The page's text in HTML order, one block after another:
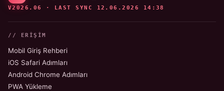
V2026.06 · LAST SYNC 12.06.2026 14:38
// ERIŞIM
Mobil Giriş Rehberi
iOS Safari Adımları
Android Chrome Adımları
PWA Yükleme